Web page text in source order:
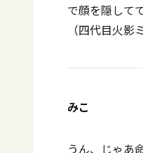
で顔を隠して
（四代目火
みこ
うん、じゃあ